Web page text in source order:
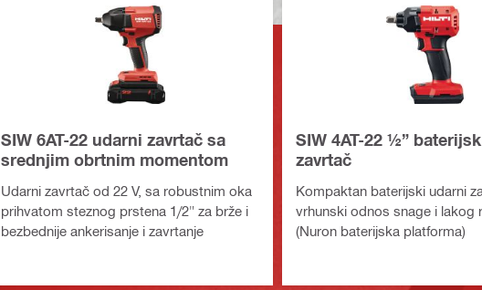
SIW 6AT-22 udarni zavrtač sa
srednjim obrtnim momentom
Udarni zavrtač od 22 V, sa robustnim oka
prihvatom steznog prstena 1/2" za brže i
bezbednije ankerisanje i zavrtanje
SIW 4AT-22 ½”
zavrtač
Kompaktan baterijski udarni
vrhunski odnos snage i lakog
(Nuron baterijska platforma)